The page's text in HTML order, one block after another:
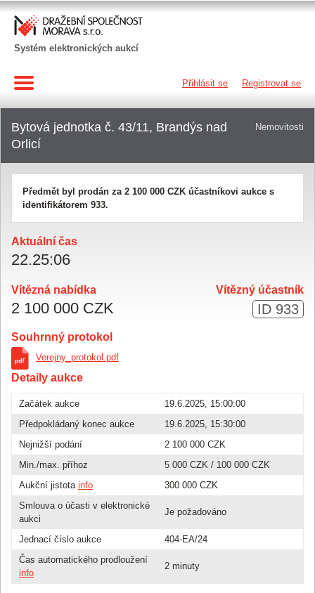
Systém elektronických aukcí
Přihlásit se Registrovat se
Nemovitosti
Bytová jednotka č. 43/11, Brandýs nad
Orlicí
Předmět byl prodán za 2 100 000 CZK účastníkovi aukce s
identifikátorem 933.
Aktuální čas
22.25:06
Vítězná nabídka
2 100 000 CZK
Vítězný účastník
ID 933
Souhrnný protokol
Verejny_protokol.pdf
Detaily aukce
Začátek aukce
19.6.2025, 15:00:00
Předpokládaný konec aukce
19.6.2025, 15:30:00
Nejnižší podání
2 100 000 CZK
Min./max. příhoz
5 000 CZK / 100 000 CZK
Aukční jistota info
300 000 CZK
Smlouva o účasti v elektronické
aukci
Je požadováno
Jednací číslo aukce
404-EA/24
Čas automatického prodloužení
info
2 minuty